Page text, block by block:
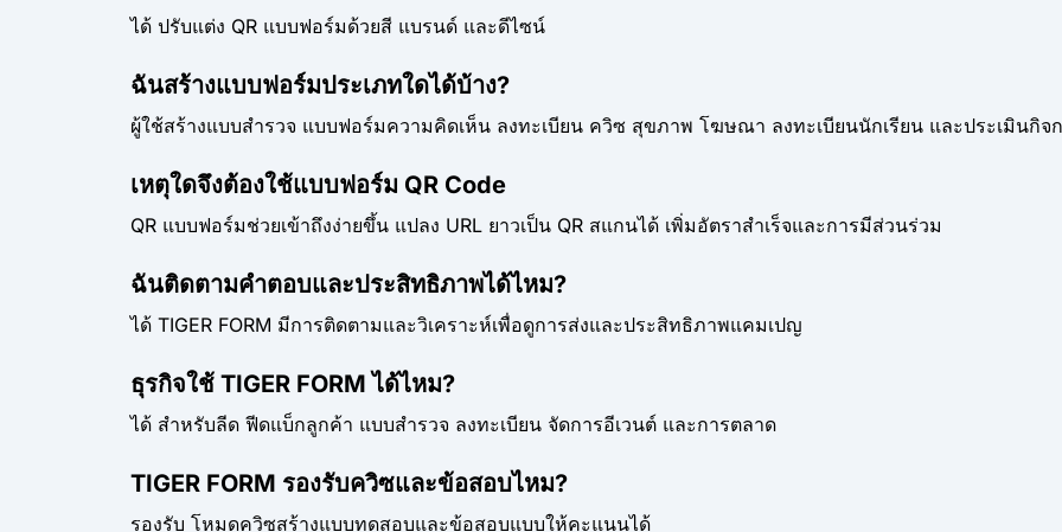
ได้ ปรับแต่ง QR แบบฟอร์มด้วยสี แบรนด์ และดีไซน์
ฉันสร้างแบบฟอร์มประเภทใดได้บ้าง?
ผู้ใช้สร้างแบบสำรวจ แบบฟอร์มความคิดเห็น ลงทะเบียน ควิซ สุขภาพ โฆษณา ลงทะเบียนนักเรียน และประเมินกิจ
เหตุใดจึงต้องใช้แบบฟอร์ม QR Code
QR แบบฟอร์มช่วยเข้าถึงง่ายขึ้น แปลง URL ยาวเป็น QR สแกนได้ เพิ่มอัตราสำเร็จและการมีส่วนร่วม
ฉันติดตามคำตอบและประสิทธิภาพได้ไหม?
ได้ TIGER FORM มีการติดตามและวิเคราะห์เพื่อดูการส่งและประสิทธิภาพแคมเปญ
ธุรกิจใช้ TIGER FORM ได้ไหม?
ได้ สำหรับลีด ฟีดแบ็กลูกค้า แบบสำรวจ ลงทะเบียน จัดการอีเวนต์ และการตลาด
TIGER FORM รองรับควิซและข้อสอบไหม?
รองรับ โหมดควิซสร้างแบบทดสอบและข้อสอบแบบให้คะแนนได้